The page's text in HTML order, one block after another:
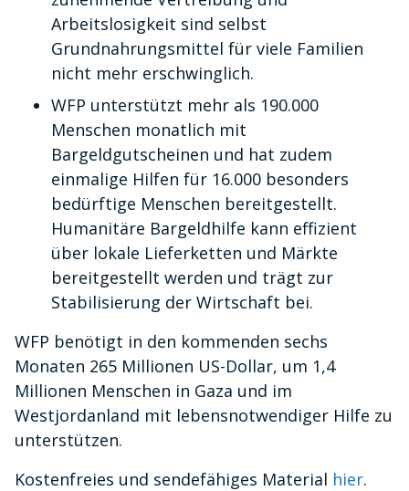
Arbeitslosigkeit sind selbst
Grundnahrungsmittel für viele Familien
nicht mehr erschwinglich.
WFP unterstützt mehr als 190.000
Menschen monatlich mit
Bargeldgutscheinen und hat zudem
einmalige Hilfen für 16.000 besonders
bedürftige Menschen bereitgestellt.
Humanitäre Bargeldhilfe kann effizient
über lokale Lieferketten und Märkte
bereitgestellt werden und trägt zur
Stabilisierung der Wirtschaft bei.
WFP benötigt in den kommenden sechs
Monaten 265 Millionen US-Dollar, um 1,4
Millionen Menschen in Gaza und im
Westjordanland mit lebensnotwendiger Hilfe zu
unterstützen.
Kostenfreies und sendefähiges Material hier.